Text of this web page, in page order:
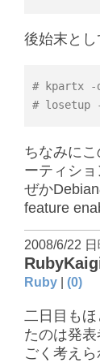
後始末と
# kpartx -
# losetup
ちなみに
ーティシ
ぜか
feature
2008/6/22 日
Ruby (0)
二日目も
たのは発
ごく考え